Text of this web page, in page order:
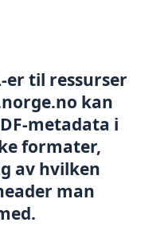
er til ressurser
kan
metadata i
formater,
av hvilken
man